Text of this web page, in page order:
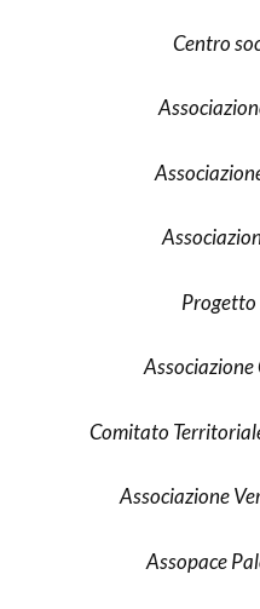
Centro
Comitato
Associazione
Assopace